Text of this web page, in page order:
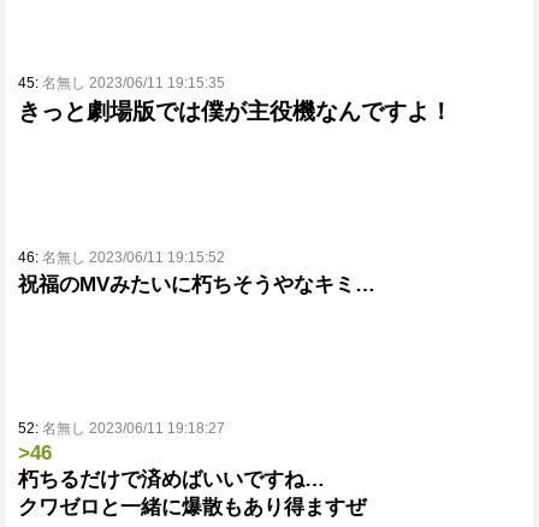
45: 名無し 2023/06/11 19:15:35
きっと劇場版では僕が主役機なんですよ！
46: 名無し 2023/06/11 19:15:52
祝福のMVみたいに朽ちそうやなキミ…
52: 名無し 2023/06/11 19:18:27
>46
朽ちるだけで済めばいいですね…
クワゼロと一緒に爆散もあり得ますぜ